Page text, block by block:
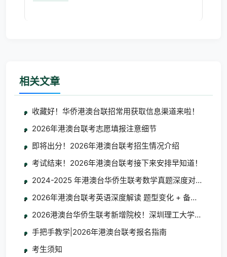
相关文章
收藏好！华侨港澳台联招常用获取信息渠道来啦！
2026年港澳台联考志愿填报注意细节
即将出分！2026年港澳台联考招生情况介绍
考试结束！2026年港澳台联考接下来安排早知道！
2024-2025 年港澳台华侨生联考数学真题深度对比分析
2026年港澳台联考英语深度解读 题型变化 + 备考指南
2026港澳台华侨生联考新增院校！深圳理工大学/大湾区
手把手教学|2026年港澳台联考报名指南
考生须知